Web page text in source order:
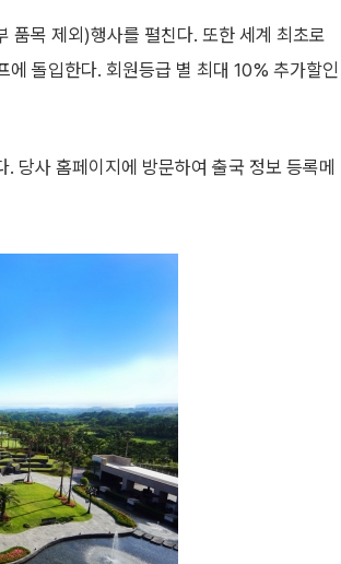
품목 제외)행사를 펼친다. 또한 세계 최초로
돌입한다. 회원등급 별 최대 10% 추가할인
당사 홈페이지에 방문하여 출국 정보 등록메